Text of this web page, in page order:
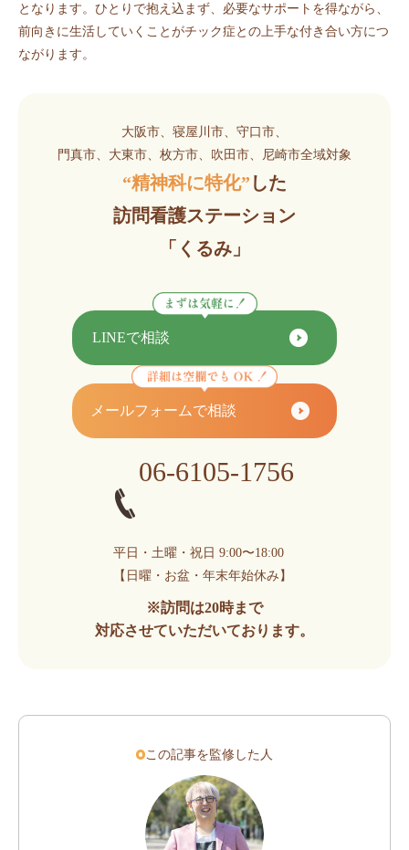
となります。ひとりで抱え込まず、必要なサポートを得ながら、
前向きに生活していくことがチック症との上手な付き合い方につ
ながります。
大阪市、寝屋川市、守口市、
門真市、大東市、枚方市、吹田市、尼崎市全域対象
“精神科に特化” した
訪問看護ステーション
「くるみ」
LINEで相談
メールフォームで相談
06-6105-1756
平日・土曜・祝日 9:00〜18:00
【日曜・お盆・年末年始休み】
※訪問は20時まで
対応させていただいております。
この記事を監修した人